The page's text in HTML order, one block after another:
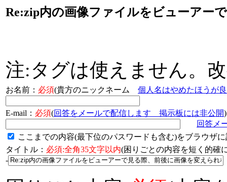
Re:zip内の画像ファイルをビューアー
注:タグは使えません。
お名前： 必須(貴方のニックネーム 個人名はやめたほうが
E-mail： 必須(回答をメールで配信します 掲示板には非公開)
回答メ
ここまでの内容(最下位のパスワードも含む)をブラウザ
タイトル： 必須:全角35文字以内(困りごとの内容を短く的
-